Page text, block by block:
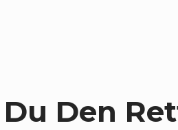
Den